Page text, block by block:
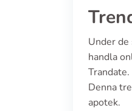
Under
handla
Denna
apotek.